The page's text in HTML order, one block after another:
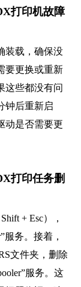
打印机故障
装载，确保没
要更换或重新
这些都没有问
钟后重新启
动是否需要更
打印任务删
+ Esc），
服务。接着，
文件夹，删除
服务。这